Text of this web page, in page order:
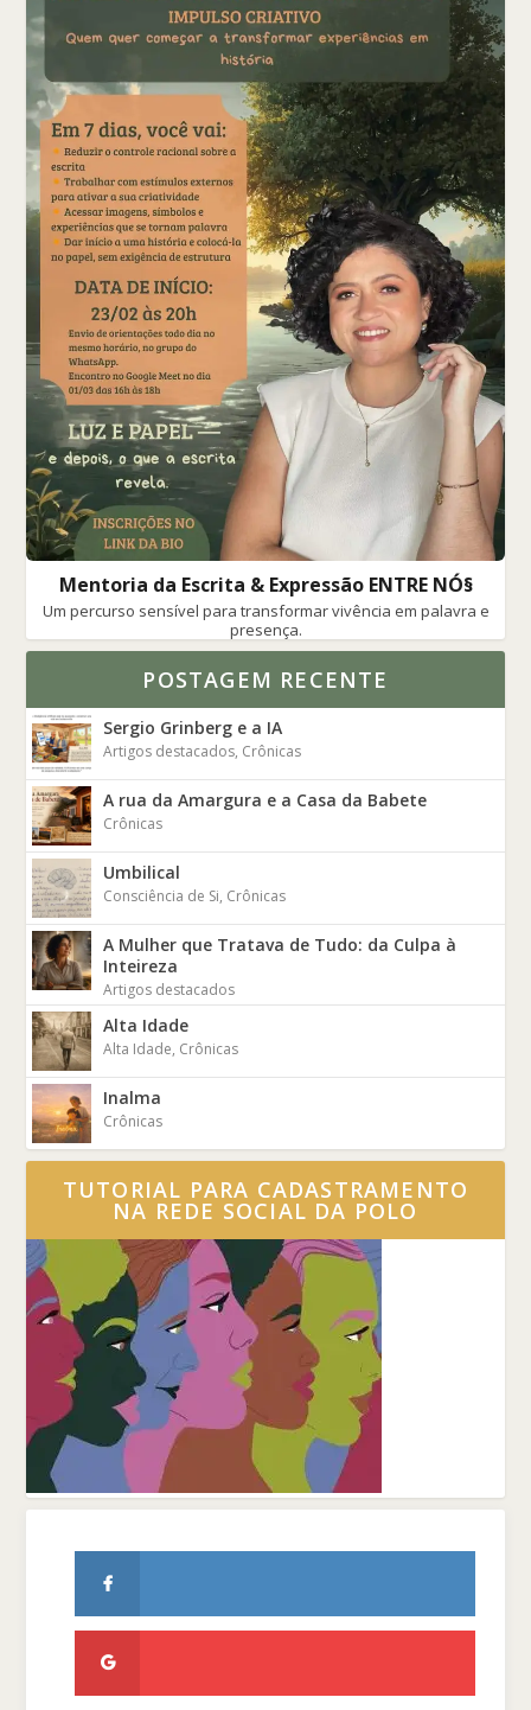
Mentoria da Escrita & Expressão ENTRE NÓ§
Um percurso sensível para transformar vivência em palavra e
presença.
POSTAGEM RECENTE
Sergio Grinberg e a IA
Artigos destacados, Crônicas
A rua da Amargura e a Casa da Babete
Crônicas
Umbilical
Consciência de Si, Crônicas
A Mulher que Tratava de Tudo: da Culpa à
Inteireza
Artigos destacados
Alta Idade
Alta Idade, Crônicas
Inalma
Crônicas
TUTORIAL PARA CADASTRAMENTO
NA REDE SOCIAL DA POLO